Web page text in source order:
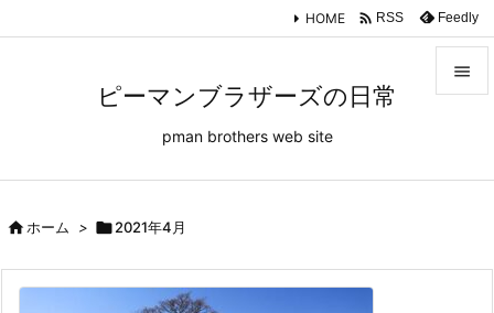
ピーマンブラザーズの日常
pman brothers web site


HOME  RSS Feedly
ホーム > 2021年4月